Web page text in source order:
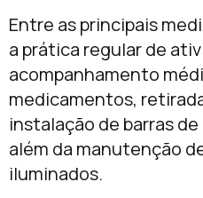
Entre as principais
a prática regular de
acompanhamento
medicamentos,
instalação de barras
além da manutenção
iluminados.